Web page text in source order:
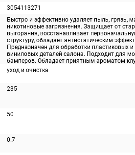
3054113271
Быстро и эффективно удаляет пыль, грязь,
никотиновые загрязнения. Защищает от
выгорания, восстанавливает
структуру, обладает антистатическим
Предназначен для обработки пластиковых и
виниловых деталей салона. Подходит для
бамперов. Обладает приятным ароматом
уход и очистка
235
50
0.7